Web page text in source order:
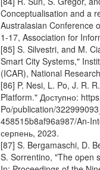
Conceptualisation and a
Australasian Conference
1-17, Association for
[85] S. Silvestri, and M.
Smart City Systems,"
(ICAR), National
[86] P. Nesi, L. Po, J. R.
Platform." Доступно:
Po/publication/
458515b8af96a987/An-
серпень, 2023.
[87] S. Bergamaschi, D.
S. Sorrentino, "The open